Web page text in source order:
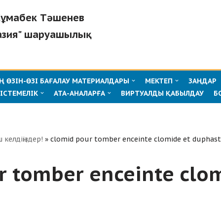
Тәшенев
шаруашылық
ӨЗІ БАҒАЛАУ МАТЕРИАЛДАРЫ МЕКТЕП
ЗАҢДАР
АТА-АНАЛАРҒА ВИРТУАЛДЫ ҚАБЫЛДАУ
келдіңіздер! » clomid pour tomber enceinte clomide et
tomber enceinte